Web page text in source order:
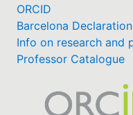
ORCID
Barcelona Declaration
Info on research and
Professor Catalogue